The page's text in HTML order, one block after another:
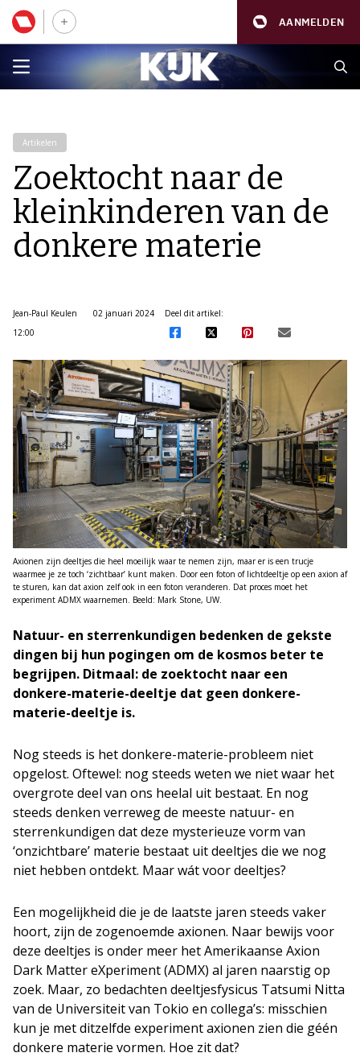
AANMELDEN
Artikelen
Zoektocht naar de
kleinkinderen van de
donkere materie
Jean-Paul Keulen
02 januari 2024
12:00
Deel dit artikel:
Axionen zijn deeltjes die heel moeilijk waar te nemen zijn, maar er is een trucje
waarmee je ze toch ‘zichtbaar’ kunt maken. Door een foton of lichtdeeltje op een axion af
te sturen, kan dat axion zelf ook in een foton veranderen. Dat proces moet het
experiment ADMX waarnemen. Beeld: Mark Stone, UW.
Natuur- en sterrenkundigen bedenken de gekste
dingen bij hun pogingen om de kosmos beter te
begrijpen. Ditmaal: de zoektocht naar een
donkere-materie-deeltje dat geen donkere-
materie-deeltje is.
Nog steeds is het donkere-materie-probleem niet
opgelost. Oftewel: nog steeds weten we niet waar het
overgrote deel van ons heelal uit bestaat. En nog
steeds denken verreweg de meeste natuur- en
sterrenkundigen dat deze mysterieuze vorm van
‘onzichtbare’ materie bestaat uit deeltjes die we nog
niet hebben ontdekt. Maar wát voor deeltjes?
Een mogelijkheid die je de laatste jaren steeds vaker
hoort, zijn de zogenoemde axionen. Naar bewijs voor
deze deeltjes is onder meer het Amerikaanse Axion
Dark Matter eXperiment (ADMX) al jaren naarstig op
zoek. Maar, zo bedachten deeltjesfysicus Tatsumi Nitta
van de Universiteit van Tokio en collega’s: misschien
kun je met ditzelfde experiment axionen zien die géén
donkere materie vormen. Hoe zit dat?